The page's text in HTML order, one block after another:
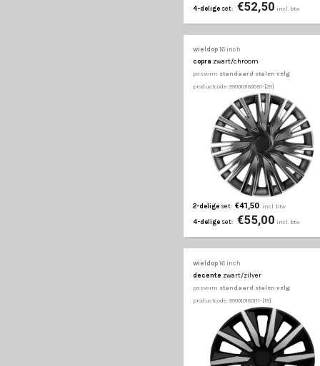
2-deligeset: €39,50
4-deligeset:
wieldop16 inch
coprazwart/chroom
pasvormstandaard
productcode: